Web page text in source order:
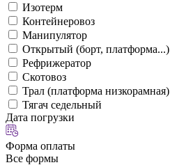
Изотерм
Контейнеровоз
Манипулятор
Открытый (борт, платформа...)
Рефрижератор
Скотовоз
Трал (платформа низкорамная)
Тягач седельный
Дата погрузки
Форма оплаты
Все формы